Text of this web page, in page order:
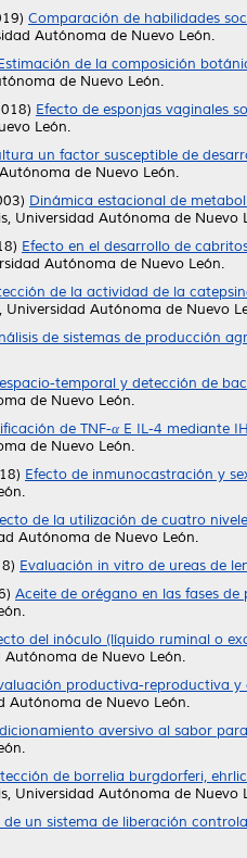
Comparación de habilidades
Autónoma de Nuevo León.
de la composición
de Nuevo León.
Efecto de esponjas vaginales
León.
un factor susceptible de
de Nuevo León.
Dinámica estacional de
Universidad Autónoma de Nuevo
Efecto en el desarrollo de
Autónoma de Nuevo León.
de la actividad de la
Universidad Autónoma de Nuevo
de sistemas de producción
temporal y detección de
de Nuevo León.
de TNF-α E IL-4 mediante
de Nuevo León.
Efecto de inmunocastración y
de la utilización de cuatro
Autónoma de Nuevo León.
Evaluación in vitro de ureas de
Aceite de orégano en las fases
del inóculo (líquido ruminal o
de Nuevo León.
productiva-reproductiva y
Autónoma de Nuevo León.
aversivo al sabor
de borrelia burgdorferi,
Universidad Autónoma de Nuevo
de un sistema de liberación